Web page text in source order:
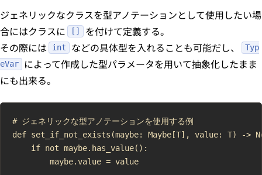
ジェネリックなクラスを型アノテーションとして使用したい場
合にはクラスに
を付けて定義する。
その際には
int などの具体型を入れることも可能だし、
Typ
eVar
によって作成した型パラメータを用いて抽象化したまま
にも出来る。
# ジェネリックな型アノテーションを使用する例
def set_if_not_exists(maybe: Maybe[T], value: T) ->
    if not maybe.has_value():
        maybe.value = value